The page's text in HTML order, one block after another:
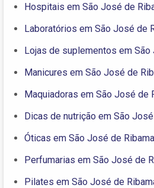
Hospitais em São José de
Laboratórios em São José de
Lojas de suplementos em São
Manicures em São José de
Maquiadoras em São José de
Dicas de nutrição em São
Óticas em São José de
Perfumarias em São José de
Pilates em São José de